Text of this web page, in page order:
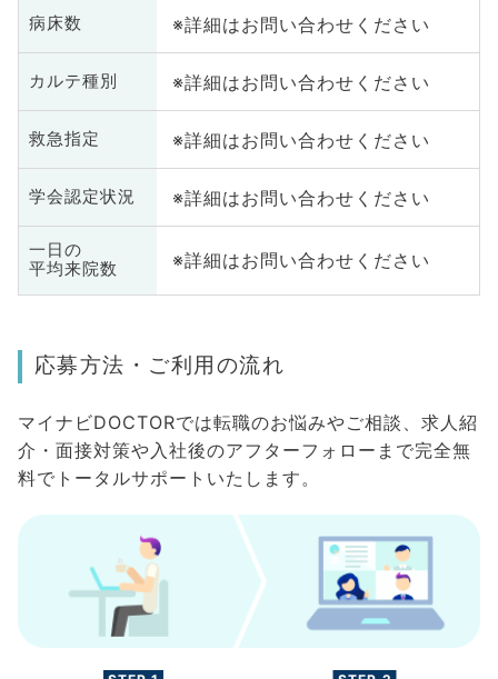
病床数 ※詳細はお問い合わせください
カルテ種別 ※詳細はお問い合わせください
救急指定 ※詳細はお問い合わせください
学会認定状況 ※詳細はお問い合わせください
一日の
平均来院数
※詳細はお問い合わせください
応募方法・ご利用の流れ
マイナビDOCTORでは転職のお悩みやご相談、求人紹
介・面接対策や入社後のアフターフォローまで完全無
料でトータルサポートいたします。